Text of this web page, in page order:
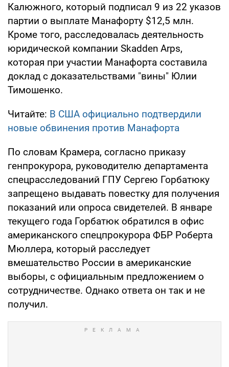
Калюжного, который подписал 9 из 22 указов
партии о выплате Манафорту $12,5 млн.
Кроме того, расследовалась деятельность
юридической компании Skadden Arps,
которая при участии Манафорта составила
доклад с доказательствами "вины" Юлии
Тимошенко.
Читайте: В США официально подтвердили
новые обвинения против Манафорта
По словам Крамера, согласно приказу
генпрокурора, руководителю департамента
спецрасследований ГПУ Сергею Горбатюку
запрещено выдавать повестку для получения
показаний или опроса свидетелей. В январе
текущего года Горбатюк обратился в офис
американского спецпрокурора ФБР Роберта
Мюллера, который расследует
вмешательство России в американские
выборы, с официальным предложением о
сотрудничестве. Однако ответа он так и не
получил.